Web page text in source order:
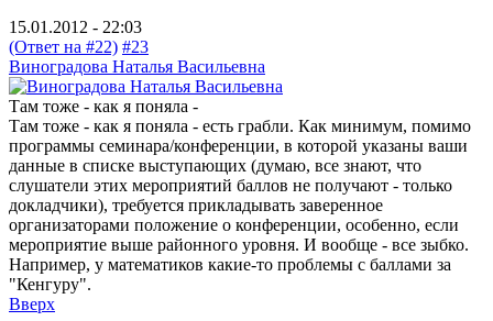
15.01.2012 - 22:03
(Ответ на #22) #23
Виноградова Наталья Васильевна
Там тоже - как я поняла -
Там тоже - как я поняла - есть грабли. Как минимум, помимо
программы семинара/конференции, в которой указаны ваши
данные в списке выступающих (думаю, все знают, что
слушатели этих мероприятий баллов не получают - только
докладчики), требуется прикладывать заверенное
организаторами положение о конференции, особенно, если
мероприятие выше районного уровня. И вообще - все зыбко.
Например, у математиков какие-то проблемы с баллами за
"Кенгуру".
Вверх